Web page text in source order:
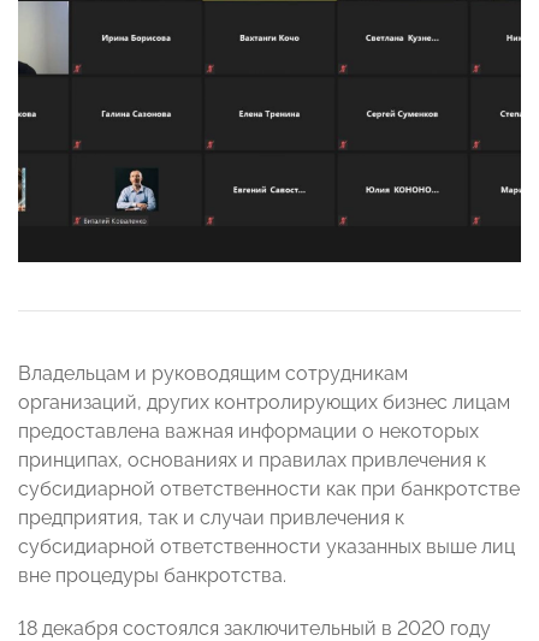
Владельцам и руководящим сотрудникам
организаций, других контролирующих бизнес лицам
предоставлена важная информации о некоторых
принципах, основаниях и правилах привлечения к
субсидиарной ответственности как при банкротстве
предприятия, так и случаи привлечения к
субсидиарной ответственности указанных выше лиц
вне процедуры банкротства.
18 декабря состоялся заключительный в 2020 году